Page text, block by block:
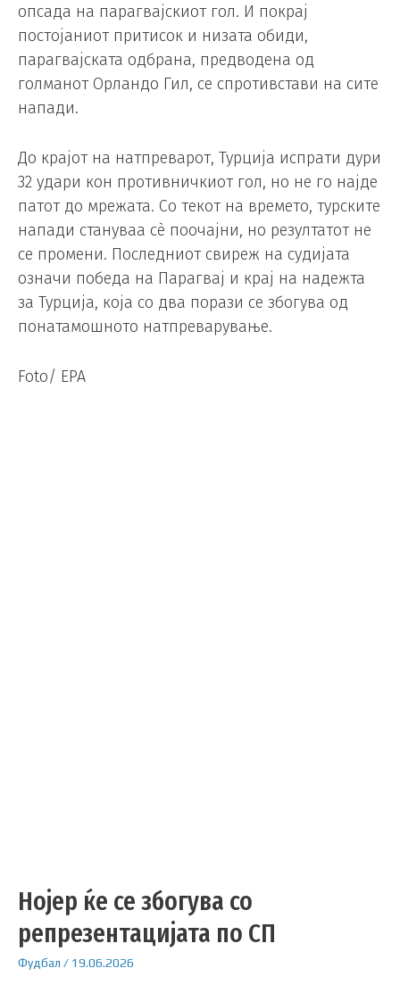
опсада на парагвајскиот гол. И покрај
постојаниот притисок и низата обиди,
парагвајската одбрана, предводена од
голманот Орландо Гил, се спротивстави на сите
напади.
До крајот на натпреварот, Турција испрати дури
32 удари кон противничкиот гол, но не го најде
патот до мрежата. Со текот на времето, турските
напади стануваа сè поочајни, но резултатот не
се промени. Последниот свиреж на судијата
означи победа на Парагвај и крај на надежта
за Турција, која со два порази се збогува од
понатамошното натпреварување.
Foto/ EPA
Нојер ќе се збогува со
репрезентацијата по СП
Фудбал / 19.06.2026